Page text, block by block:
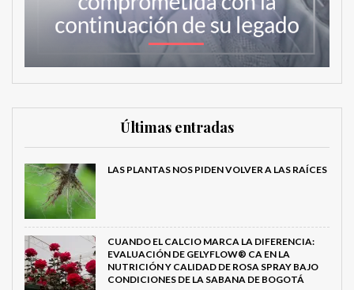
Últimas entradas
LAS PLANTAS NOS PIDEN VOLVER A LAS RAÍCES
CUANDO EL CALCIO MARCA LA DIFERENCIA:
EVALUACIÓN DE GELYFLOW® CA EN LA
NUTRICIÓN Y CALIDAD DE ROSA SPRAY BAJO
CONDICIONES DE LA SABANA DE BOGOTÁ